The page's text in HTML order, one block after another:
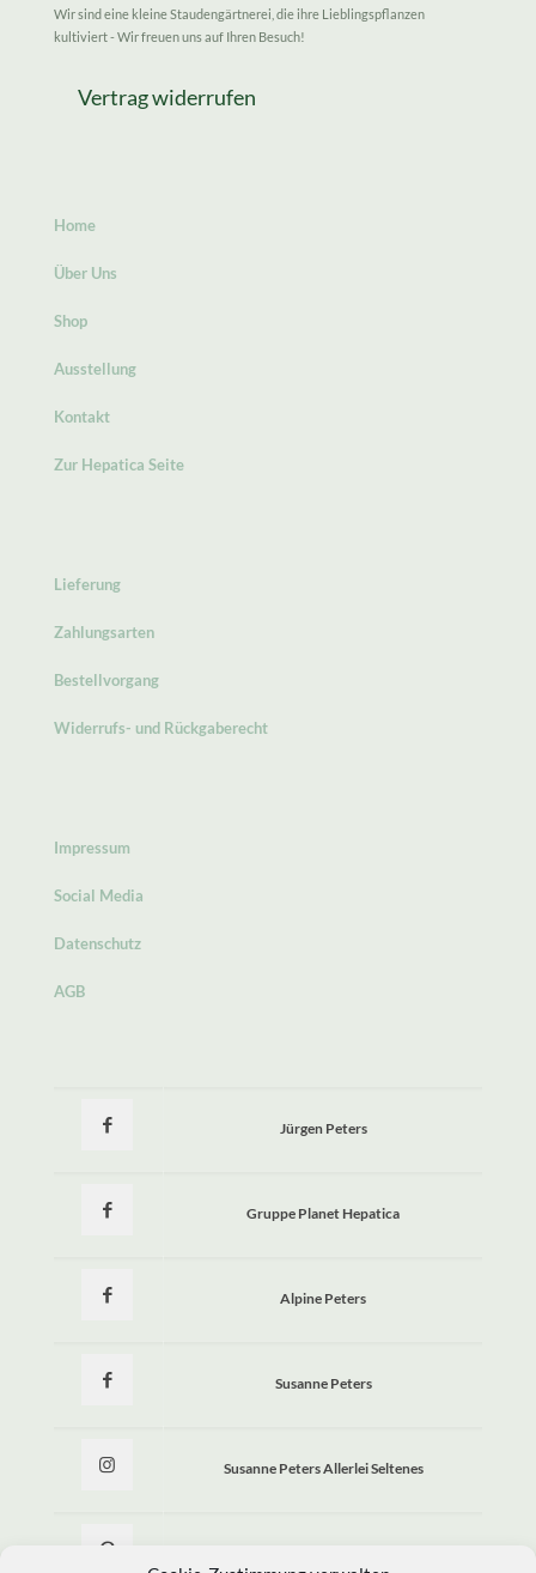
Wir sind eine kleine Staudengärtnerei, die ihre Lieblingspflanzen
kultiviert - Wir freuen uns auf Ihren Besuch!
Vertrag widerrufen
Home
Über Uns
Shop
Ausstellung
Kontakt
Zur Hepatica Seite
Lieferung
Zahlungsarten
Bestellvorgang
Widerrufs- und Rückgaberecht
Impressum
Social Media
Datenschutz
AGB
Jürgen Peters
Gruppe Planet Hepatica
Alpine Peters
Susanne Peters
Susanne Peters Allerlei Seltenes